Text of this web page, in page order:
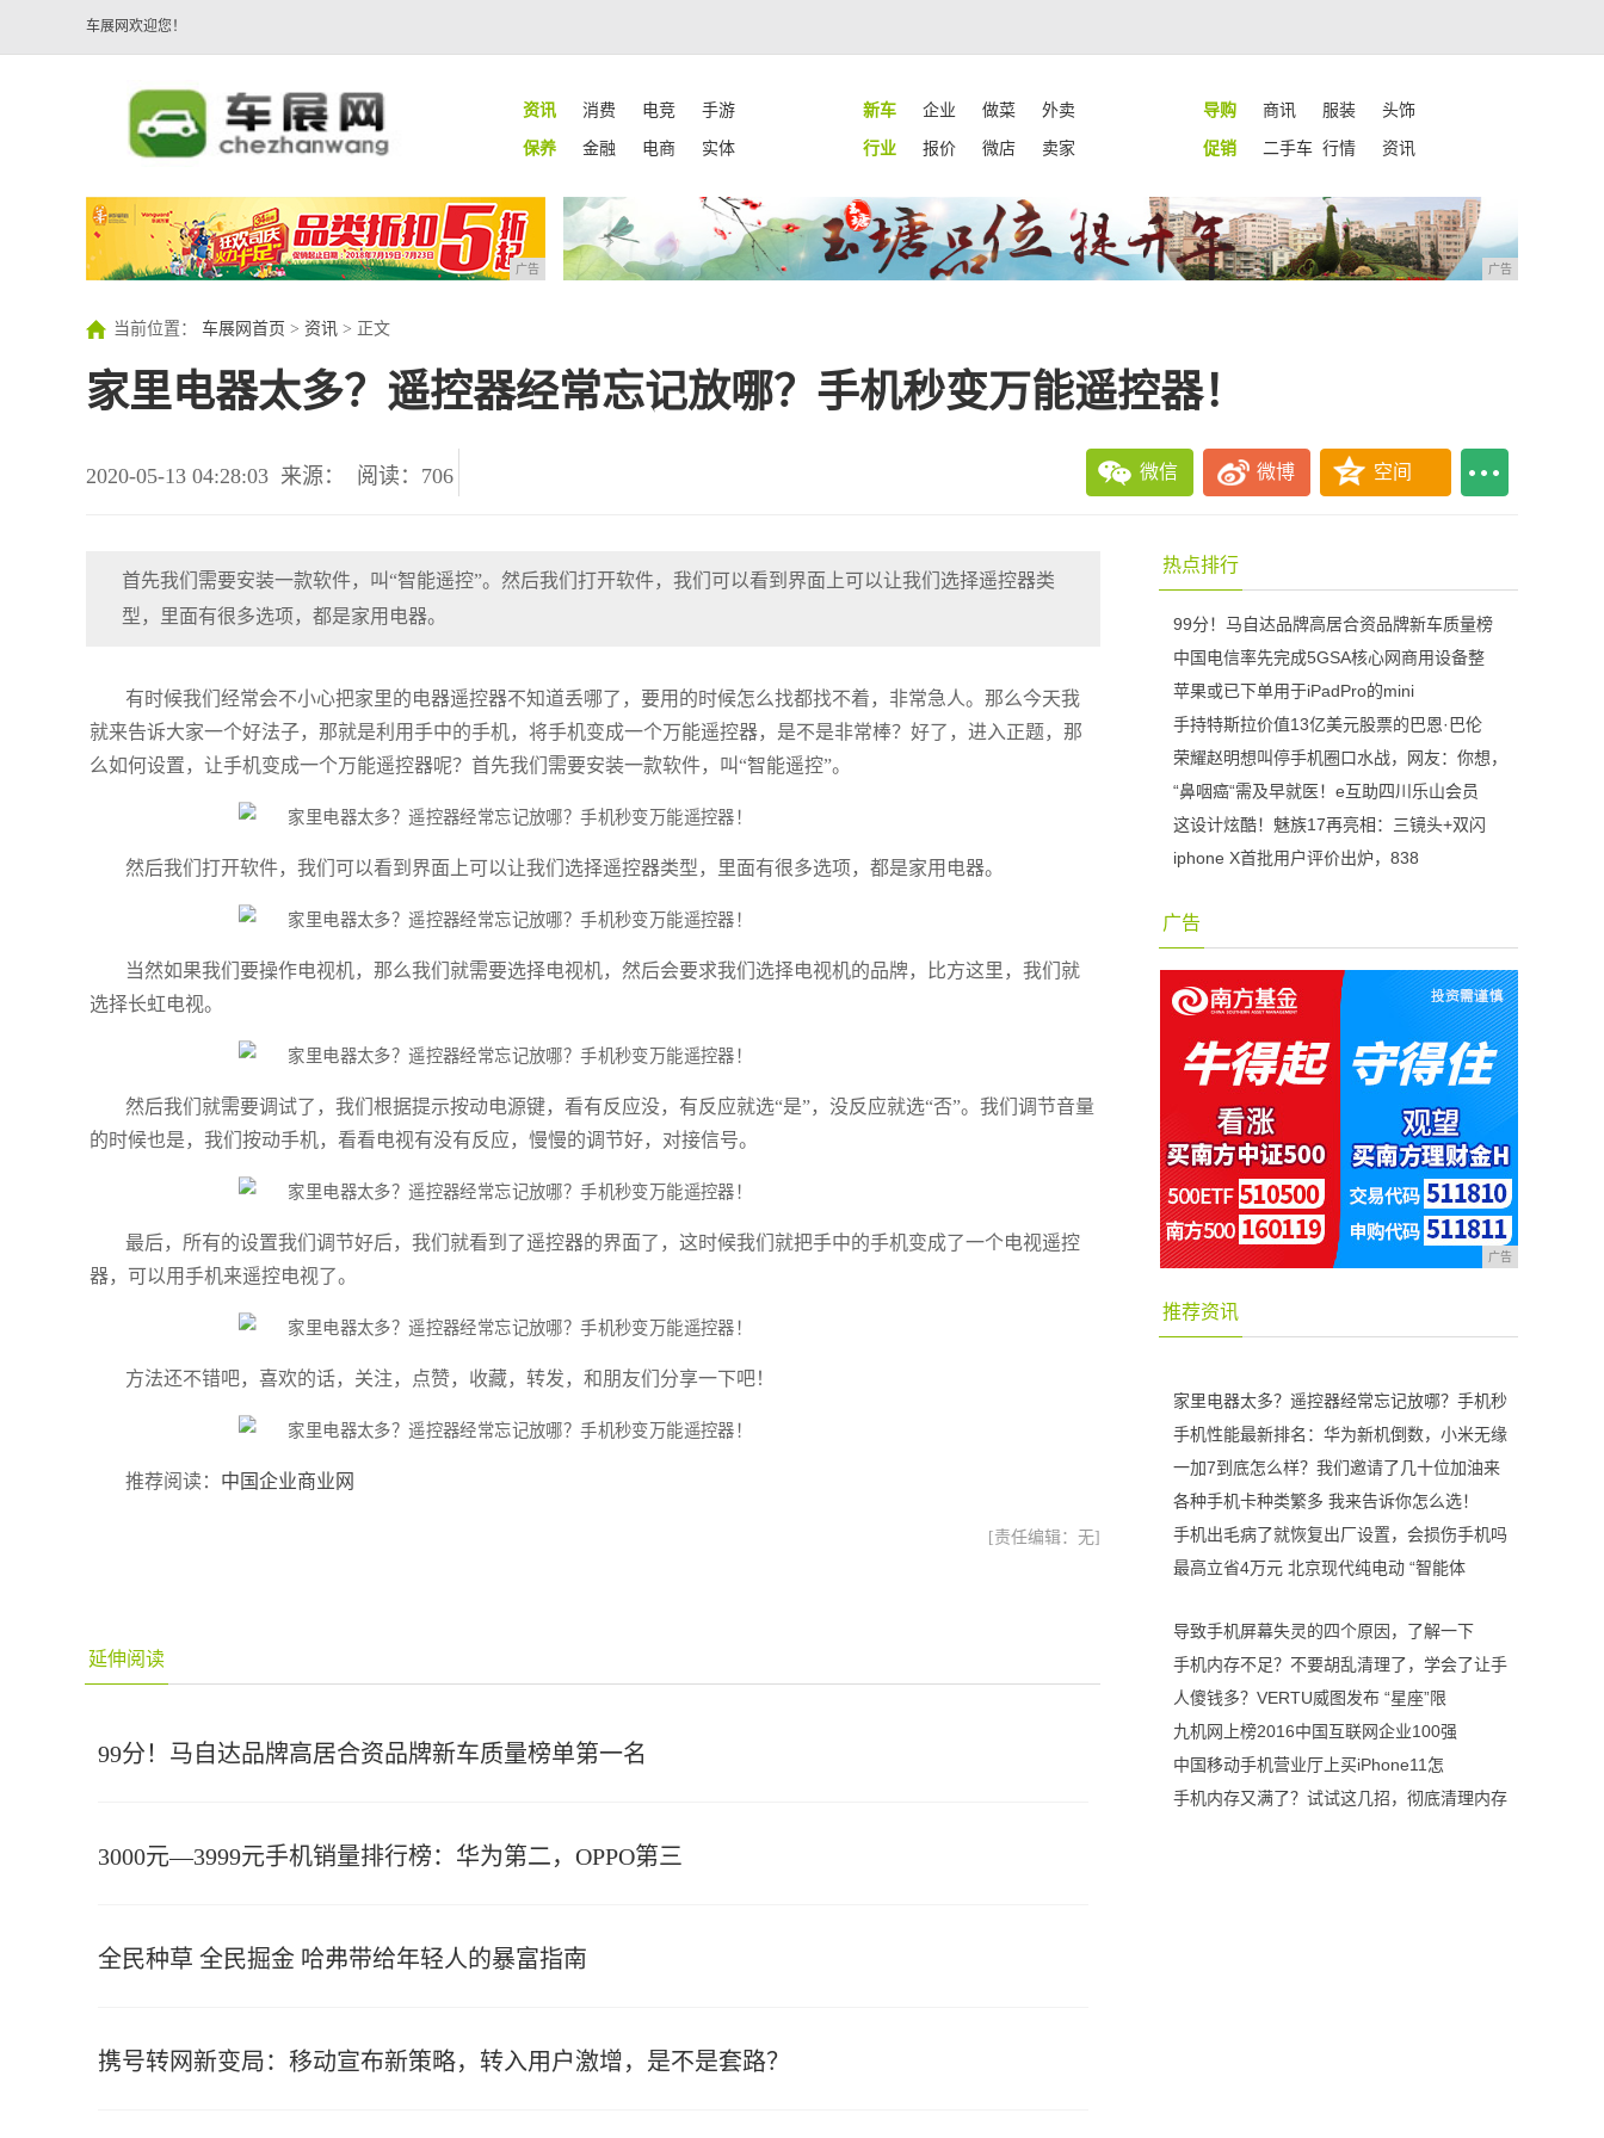
车展网欢迎您！
资讯 消费 电竞 手游 新车 企业 做菜 外卖 导购 商讯 服装
头饰
保养
金融 电商 实体 行业 报价 微店 卖家 促销 二手车 行情 资讯
广告 广告
当前位置： 车展网首页 > 资讯 > 正文
家里电器太多？遥控器经常忘记放哪？手机秒变万能遥控器！
2020-05-13 04:28:03 来源： 阅读：706 微信 微博 空间
首先我们需要安装一款软件，叫“智能遥控”。然后我们打开软件，我们可以看到界面上可以让我们选择遥控器类
型，里面有很多选项，都是家用电器。
有时候我们经常会不小心把家里的电器遥控器不知道丢哪了，要用的时候怎么找都找不着，非常急人。那么今天我
就来告诉大家一个好法子，那就是利用手中的手机，将手机变成一个万能遥控器，是不是非常棒？好了，进入正题，那
么如何设置，让手机变成一个万能遥控器呢？首先我们需要安装一款软件，叫“智能遥控”。
然后我们打开软件，我们可以看到界面上可以让我们选择遥控器类型，里面有很多选项，都是家用电器。
当然如果我们要操作电视机，那么我们就需要选择电视机，然后会要求我们选择电视机的品牌，比方这里，我们就
选择长虹电视。
然后我们就需要调试了，我们根据提示按动电源键，看有反应没，有反应就选“是”，没反应就选“否”。我们调节音量
的时候也是，我们按动手机，看看电视有没有反应，慢慢的调节好，对接信号。
最后，所有的设置我们调节好后，我们就看到了遥控器的界面了，这时候我们就把手中的手机变成了一个电视遥控
器，可以用手机来遥控电视了。
方法还不错吧，喜欢的话，关注，点赞，收藏，转发，和朋友们分享一下吧！
推荐阅读： 中国企业商业网
[责任编辑：无]
延伸阅读
99分！马自达品牌高居合资品牌新车质量榜单第一名
3000元—3999元手机销量排行榜：华为第二，OPPO第三
全民种草 全民掘金 哈弗带给年轻人的暴富指南
携号转网新变局：移动宣布新策略，转入用户激增，是不是套路？
热点排行
99分！马自达品牌高居合资品牌新车质量榜
中国电信率先完成5GSA核心网商用设备整
苹果或已下单用于iPadPro的mini
手持特斯拉价值13亿美元股票的巴恩·巴伦
荣耀赵明想叫停手机圈口水战，网友：你想，
“鼻咽癌“需及早就医！e互助四川乐山会员
这设计炫酷！魅族17再亮相：三镜头+双闪
iphone X首批用户评价出炉，838
广告
广告
推荐资讯
家里电器太多？遥控器经常忘记放哪？手机秒
手机性能最新排名：华为新机倒数，小米无缘
一加7到底怎么样？我们邀请了几十位加油来
各种手机卡种类繁多 我来告诉你怎么选！
手机出毛病了就恢复出厂设置，会损伤手机吗
最高立省4万元 北京现代纯电动 “智能体
导致手机屏幕失灵的四个原因，了解一下
手机内存不足？不要胡乱清理了，学会了让手
人傻钱多？VERTU威图发布 “星座”限
九机网上榜2016中国互联网企业100强
中国移动手机营业厅上买iPhone11怎
手机内存又满了？试试这几招，彻底清理内存